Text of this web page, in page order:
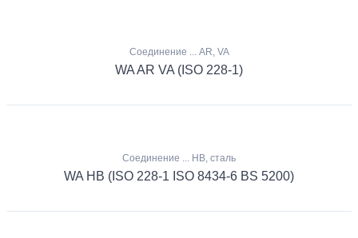
Соединение ... AR, VA
WA AR VA (ISO 228-1)
Соединение ... HB, сталь
WA HB (ISO 228-1 ISO 8434-6 BS 5200)